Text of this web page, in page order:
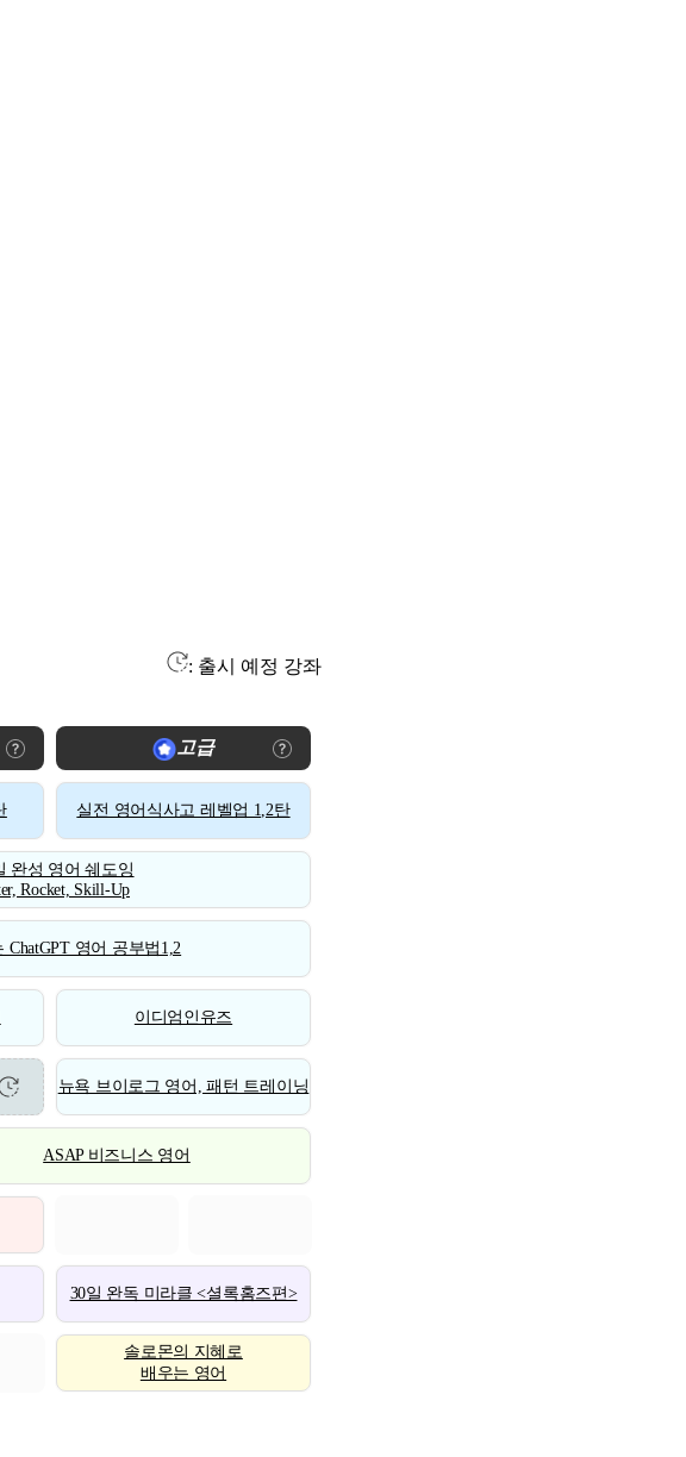
: 출시 예정 강좌
고급
실전 영어식사고 레벨업 1,2탄
완성 영어 쉐도잉
Rocket, Skill-Up
ChatGPT 영어 공부법1,2
이디엄인유즈
뉴욕 브이로그 영어, 패턴 트레이닝
ASAP 비즈니스 영어
30일 완독 미라클 <셜록홈즈편>
솔로몬의 지혜로
배우는 영어